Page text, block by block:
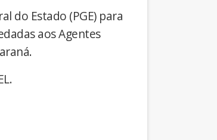
do Estado (PGE) para
aos Agentes